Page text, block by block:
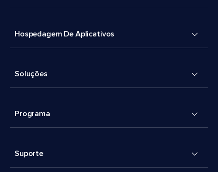
Hospedagem De Aplicativos
Soluções
Programa
Suporte